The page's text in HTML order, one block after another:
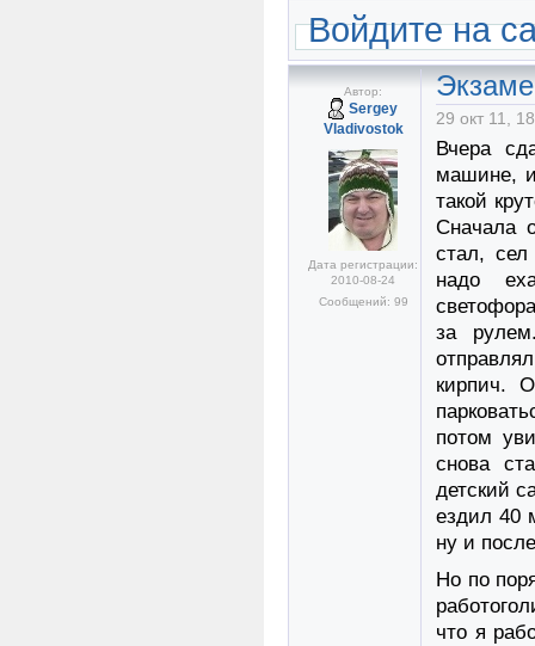
Войдите на
Автор:
Sergey
Vladivostok
Дата регистрации:
2010-08-24
Сообщений: 99
29 окт 11,
Вчера
машине,
такой
Сначала
стал,
надо
за
кирпич.
потом
снова
детский
ездил 40
ну и
Но по
что я